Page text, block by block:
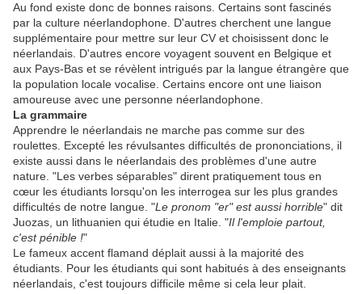
Au fond existe donc de bonnes raisons. Certains sont fascinés
par la culture néerlandophone. D'autres cherchent une langue
supplémentaire pour mettre sur leur CV et choisissent donc le
néerlandais. D'autres encore voyagent souvent en Belgique et
aux Pays-Bas et se révèlent intrigués par la langue étrangère que
la population locale vocalise. Certains encore ont une liaison
amoureuse avec une personne néerlandophone.
La grammaire
Apprendre le néerlandais ne marche pas comme sur des
roulettes. Excepté les révulsantes difficultés de prononciations, il
existe aussi dans le néerlandais des problèmes d'une autre
nature. "Les verbes séparables" dirent pratiquement tous en
cœur les étudiants lorsqu'on les interrogea sur les plus grandes
difficultés de notre langue. "Le pronom "er" est aussi horrible" dit
Juozas, un lithuanien qui étudie en Italie. "Il l'emploie partout,
c'est pénible !"
Le fameux accent flamand déplait aussi à la majorité des
étudiants. Pour les étudiants qui sont habitués à des enseignants
néerlandais, c'est toujours difficile même si cela leur plait.